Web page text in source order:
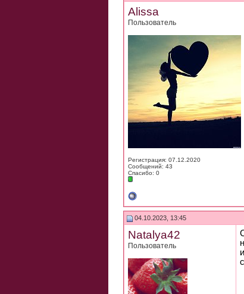
Alissa
Пользователь
Регистрация: 07.12.2020
Сообщений: 43
Спасибо: 0
04.10.2023, 13:45
Natalya42
Пользователь